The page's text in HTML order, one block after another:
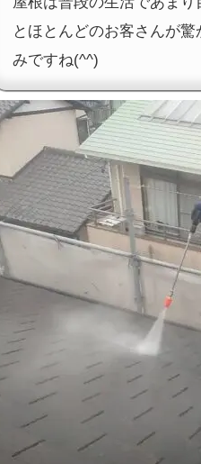
とほとんどのお客さんが
みですね(^^)